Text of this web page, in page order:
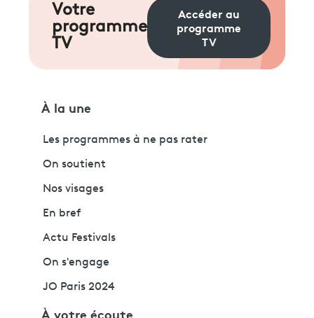
Votre
programme
TV
Accéder au
programme
TV
À la une
Les programmes à ne pas rater
On soutient
Nos visages
En bref
Actu Festivals
On s'engage
JO Paris 2024
À votre écoute